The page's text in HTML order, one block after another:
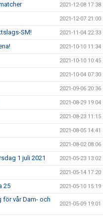
2021-12-08 17:38
2021-12-07 21:00
SM! 2021-11-04 22:33
2021-10-10 11:34
2021-10-10 10:45
2021-10-04 07:30
2021-09-06 20:36
2021-08-29 19:04
2021-08-23 11:15
2021-08-05 14:41
2021-08-02 08:06
1 juli 2021 2021-05-23 13:02
2021-05-14 17:20
25 2021-05-10 15:19
vår Dam- och
2021-05-09 19:01